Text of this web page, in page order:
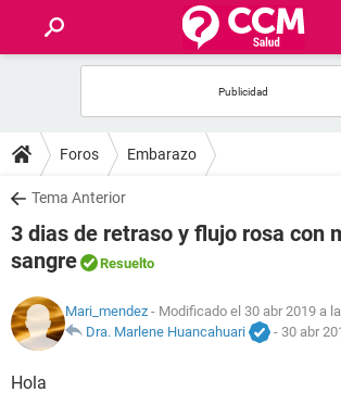
FOROS
SALUD
NUTRICIÓN
Foros Embarazo
Tema Anterior
3 dias de retraso y flujo rosa con
sangre
Resuelto
Mari_mendez - Modificado el 30 abr 2019 a
Dra. Marlene Huancahuari
- 30 abr
Hola